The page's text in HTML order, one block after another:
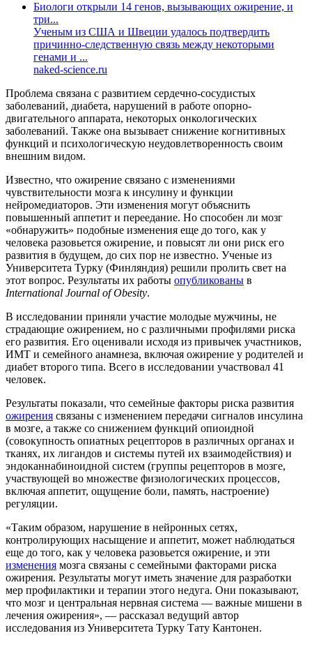
Биологи открыли 14 генов, вызывающих ожирение, и
три...
Ученым из США и Швеции удалось подтвердить
причинно-следственную связь между некоторыми
генами и ...
naked-science.ru
Проблема связана с развитием сердечно-сосудистых
заболеваний, диабета, нарушений в работе опорно-
двигательного аппарата, некоторых онкологических
заболеваний. Также она вызывает снижение когнитивных
функций и психологическую неудовлетворенность своим
внешним видом.
Известно, что ожирение связано с изменениями
чувствительности мозга к инсулину и функции
нейромедиаторов. Эти изменения могут объяснить
повышенный аппетит и переедание. Но способен ли мозг
«обнаружить» подобные изменения еще до того, как у
человека разовьется ожирение, и повысят ли они риск его
развития в будущем, до сих пор не известно. Ученые из
Университета Турку (Финляндия) решили пролить свет на
этот вопрос. Результаты их работы опубликованы в
International Journal of Obesity.
В исследовании приняли участие молодые мужчины, не
страдающие ожирением, но с различными профилями риска
его развития. Его оценивали исходя из привычек участников,
ИМТ и семейного анамнеза, включая ожирение у родителей и
диабет второго типа. Всего в исследовании участвовал 41
человек.
Результаты показали, что семейные факторы риска развития
ожирения связаны с изменением передачи сигналов инсулина
в мозге, а также со снижением функций опиоидной
(совокупность опиатных рецепторов в различных органах и
тканях, их лигандов и системы путей их взаимодействия) и
эндоканнабиноидной систем (группы рецепторов в мозге,
участвующей во множестве физиологических процессов,
включая аппетит, ощущение боли, память, настроение)
регуляции.
«Таким образом, нарушение в нейронных сетях,
контролирующих насыщение и аппетит, может наблюдаться
еще до того, как у человека разовьется ожирение, и эти
изменения мозга связаны с семейными факторами риска
ожирения. Результаты могут иметь значение для разработки
мер профилактики и терапии этого недуга. Они показывают,
что мозг и центральная нервная система — важные мишени в
лечения ожирения», — рассказал ведущий автор
исследования из Университета Турку Тату Кантонен.